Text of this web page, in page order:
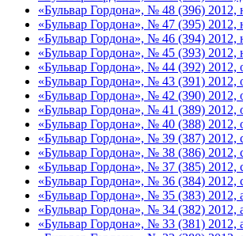
«Бульвар Гордона», № 48 (396) 2012,
«Бульвар Гордона», № 47 (395) 2012,
«Бульвар Гордона», № 46 (394) 2012,
«Бульвар Гордона», № 45 (393) 2012,
«Бульвар Гордона», № 44 (392) 2012,
«Бульвар Гордона», № 43 (391) 2012,
«Бульвар Гордона», № 42 (390) 2012,
«Бульвар Гордона», № 41 (389) 2012,
«Бульвар Гордона», № 40 (388) 2012,
«Бульвар Гордона», № 39 (387) 2012,
«Бульвар Гордона», № 38 (386) 2012,
«Бульвар Гордона», № 37 (385) 2012,
«Бульвар Гордона», № 36 (384) 2012,
«Бульвар Гордона», № 35 (383) 2012,
«Бульвар Гордона», № 34 (382) 2012,
«Бульвар Гордона», № 33 (381) 2012,